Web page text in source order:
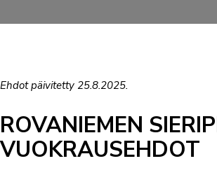
Ehdot päivitetty 25.8.2025.
ROVANIEMEN
VUOKRAUSEHDOT